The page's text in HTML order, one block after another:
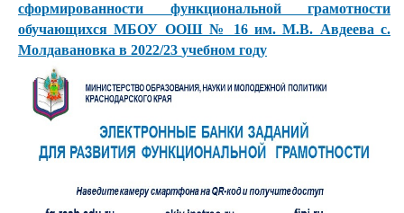
сформированности функциональной грамотности
обучающихся МБОУ ООШ № 16 им. М.В. Авдеева с.
Молдавановка в 2022/23 учебном году